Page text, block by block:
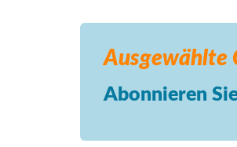
Ausgewählte
Abonnieren